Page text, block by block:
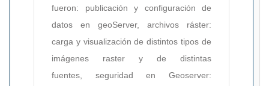
fueron: publicación y configuración de
datos en geoServer, archivos ráster:
carga y visualización de distintos tipos de
imágenes raster y de distintas
fuentes, seguridad en Geoserver: